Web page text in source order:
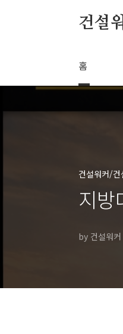
건설
홈
건설워커/건
지방
by 건설워커